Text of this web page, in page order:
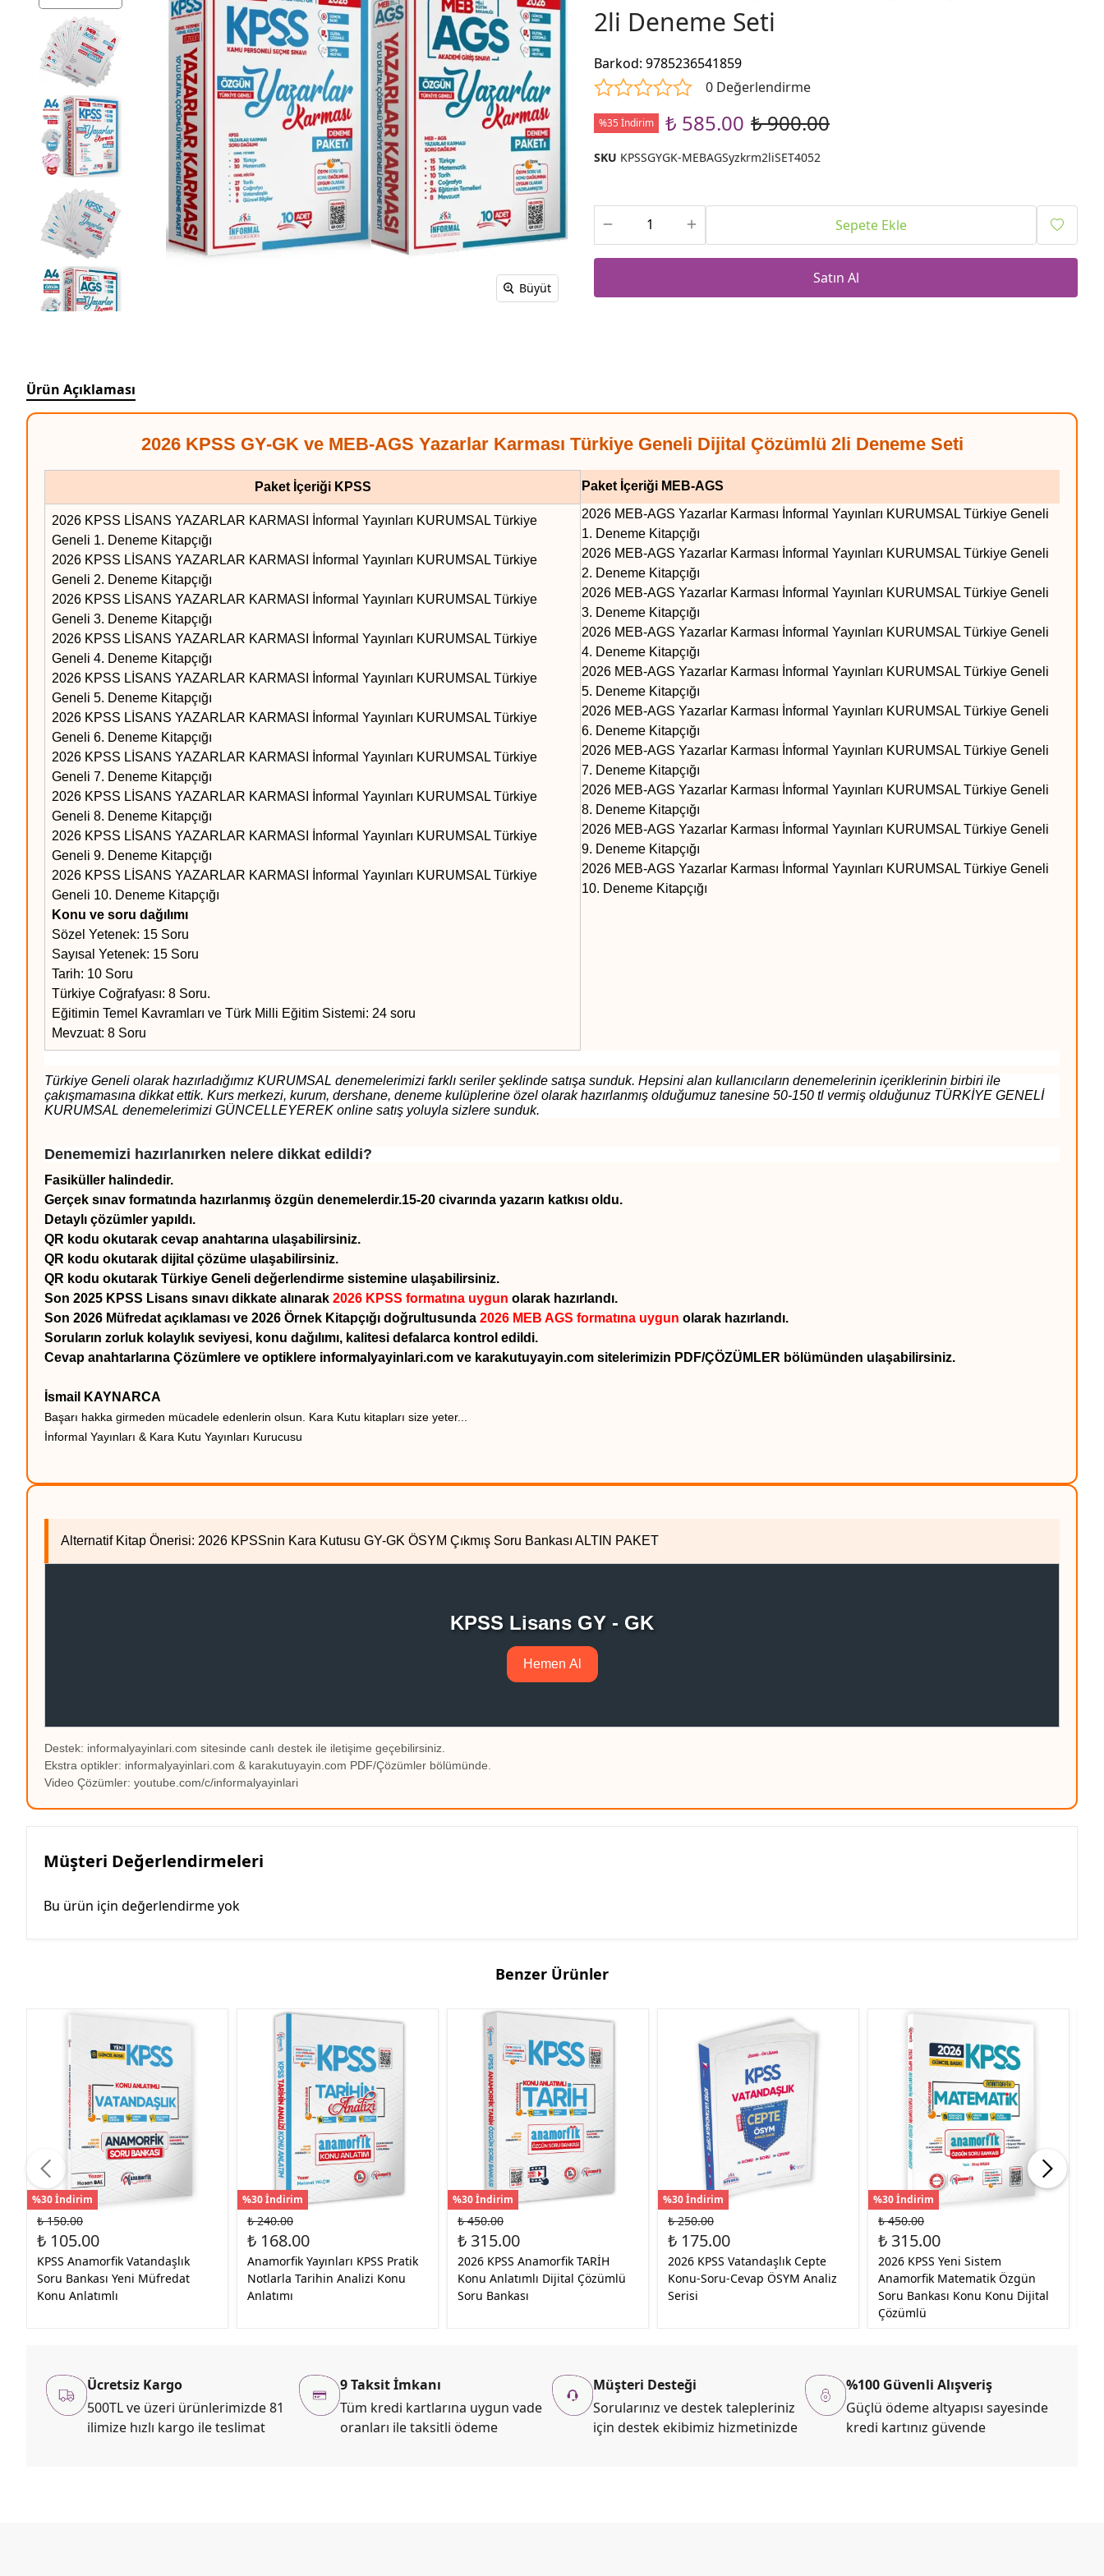
Büyüt
2li Deneme Seti
Barkod:9785236541859
0 Değerlendirme
%35 İndirim ₺ 585.00 ₺ 900.00
SKU KPSSGYGK-MEBAGSyzkrm2liSET4052
Sepete Ekle
Satın Al
Ürün Açıklaması
2026 KPSS GY-GK ve MEB-AGS Yazarlar Karması Türkiye Geneli Dijital Çözümlü 2li Deneme Seti
Paket İçeriği KPSS Paket İçeriği MEB-AGS
2026 KPSS LİSANS YAZARLAR KARMASI İnformal Yayınları KURUMSAL Türkiye
Geneli 1. Deneme Kitapçığı
2026 KPSS LİSANS YAZARLAR KARMASI İnformal Yayınları KURUMSAL Türkiye
Geneli 2. Deneme Kitapçığı
2026 KPSS LİSANS YAZARLAR KARMASI İnformal Yayınları KURUMSAL Türkiye
Geneli 3. Deneme Kitapçığı
2026 KPSS LİSANS YAZARLAR KARMASI İnformal Yayınları KURUMSAL Türkiye
Geneli 4. Deneme Kitapçığı
2026 KPSS LİSANS YAZARLAR KARMASI İnformal Yayınları KURUMSAL Türkiye
Geneli 5. Deneme Kitapçığı
2026 KPSS LİSANS YAZARLAR KARMASI İnformal Yayınları KURUMSAL Türkiye
Geneli 6. Deneme Kitapçığı
2026 KPSS LİSANS YAZARLAR KARMASI İnformal Yayınları KURUMSAL Türkiye
Geneli 7. Deneme Kitapçığı
2026 KPSS LİSANS YAZARLAR KARMASI İnformal Yayınları KURUMSAL Türkiye
Geneli 8. Deneme Kitapçığı
2026 KPSS LİSANS YAZARLAR KARMASI İnformal Yayınları KURUMSAL Türkiye
Geneli 9. Deneme Kitapçığı
2026 KPSS LİSANS YAZARLAR KARMASI İnformal Yayınları KURUMSAL Türkiye
Geneli 10. Deneme Kitapçığı
Konu ve soru dağılımı
Sözel Yetenek: 15 Soru
Sayısal Yetenek: 15 Soru
Tarih: 10 Soru
Türkiye Coğrafyası: 8 Soru.
Eğitimin Temel Kavramları ve Türk Milli Eğitim Sistemi: 24 soru
Mevzuat: 8 Soru
2026 MEB-AGS Yazarlar Karması İnformal Yayınları KURUMSAL Türkiye Geneli
1. Deneme Kitapçığı
2026 MEB-AGS Yazarlar Karması İnformal Yayınları KURUMSAL Türkiye Geneli
2. Deneme Kitapçığı
2026 MEB-AGS Yazarlar Karması İnformal Yayınları KURUMSAL Türkiye Geneli
3. Deneme Kitapçığı
2026 MEB-AGS Yazarlar Karması İnformal Yayınları KURUMSAL Türkiye Geneli
4. Deneme Kitapçığı
2026 MEB-AGS Yazarlar Karması İnformal Yayınları KURUMSAL Türkiye Geneli
5. Deneme Kitapçığı
2026 MEB-AGS Yazarlar Karması İnformal Yayınları KURUMSAL Türkiye Geneli
6. Deneme Kitapçığı
2026 MEB-AGS Yazarlar Karması İnformal Yayınları KURUMSAL Türkiye Geneli
7. Deneme Kitapçığı
2026 MEB-AGS Yazarlar Karması İnformal Yayınları KURUMSAL Türkiye Geneli
8. Deneme Kitapçığı
2026 MEB-AGS Yazarlar Karması İnformal Yayınları KURUMSAL Türkiye Geneli
9. Deneme Kitapçığı
2026 MEB-AGS Yazarlar Karması İnformal Yayınları KURUMSAL Türkiye Geneli
10. Deneme Kitapçığı
Türkiye Geneli olarak hazırladığımız KURUMSAL denemelerimizi farklı seriler şeklinde satışa sunduk. Hepsini alan kullanıcıların denemelerinin içeriklerinin birbiri ile
çakışmamasına dikkat ettik. Kurs merkezi, kurum, dershane, deneme kulüplerine özel olarak hazırlanmış olduğumuz tanesine 50-150 tl vermiş olduğunuz TÜRKİYE GENELİ
KURUMSAL denemelerimizi GÜNCELLEYEREK online satış yoluyla sizlere sunduk.
Denememizi hazırlanırken nelere dikkat edildi?
Fasiküller halindedir.
Gerçek sınav formatında hazırlanmış özgün denemelerdir.15-20 civarında yazarın katkısı oldu.
Detaylı çözümler yapıldı.
QR kodu okutarak cevap anahtarına ulaşabilirsiniz.
QR kodu okutarak dijital çözüme ulaşabilirsiniz.
QR kodu okutarak Türkiye Geneli değerlendirme sistemine ulaşabilirsiniz.
Son 2025 KPSS Lisans sınavı dikkate alınarak 2026 KPSS formatına uygun olarak hazırlandı.
Son 2026 Müfredat açıklaması ve 2026 Örnek Kitapçığı doğrultusunda 2026 MEB AGS formatına uygun olarak hazırlandı.
Soruların zorluk kolaylık seviyesi, konu dağılımı, kalitesi defalarca kontrol edildi.
Cevap anahtarlarına Çözümlere ve optiklere informalyayinlari.com ve karakutuyayin.com sitelerimizin PDF/ÇÖZÜMLER bölümünden ulaşabilirsiniz.
İsmail KAYNARCA
Başarı hakka girmeden mücadele edenlerin olsun. Kara Kutu kitapları size yeter...
İnformal Yayınları & Kara Kutu Yayınları Kurucusu
Alternatif Kitap Önerisi: 2026 KPSSnin Kara Kutusu GY-GK ÖSYM Çıkmış Soru Bankası ALTIN PAKET
KPSS Lisans GY - GK
Hemen Al
Destek: informalyayinlari.com sitesinde canlı destek ile iletişime geçebilirsiniz.
Ekstra optikler: informalyayinlari.com & karakutuyayin.com PDF/Çözümler bölümünde.
Video Çözümler: youtube.com/c/informalyayinlari
Müşteri Değerlendirmeleri
Bu ürün için değerlendirme yok
Benzer Ürünler
%30 İndirim
₺ 150.00
₺ 105.00
KPSS Anamorfik Vatandaşlık
Soru Bankası Yeni Müfredat
Konu Anlatımlı
%30 İndirim
₺ 240.00
₺ 168.00
Anamorfik Yayınları KPSS Pratik
Notlarla Tarihin Analizi Konu
Anlatımı
%30 İndirim
₺ 450.00
₺ 315.00
2026 KPSS Anamorfik TARİH
Konu Anlatımlı Dijital Çözümlü
Soru Bankası
%30 İndirim
₺ 250.00
₺ 175.00
2026 KPSS Vatandaşlık Cepte
Konu-Soru-Cevap ÖSYM Analiz
Serisi
%30 İndirim
₺ 450.00
₺ 315.00
2026 KPSS Yeni Sistem
Anamorfik Matematik Özgün
Soru Bankası Konu Konu Dijital
Çözümlü
Ücretsiz Kargo
500TL ve üzeri ürünlerimizde 81
ilimize hızlı kargo ile teslimat
9 Taksit İmkanı
Tüm kredi kartlarına uygun vade
oranları ile taksitli ödeme
Müşteri Desteği
Sorularınız ve destek talepleriniz
için destek ekibimiz hizmetinizde
%100 Güvenli Alışveriş
Güçlü ödeme altyapısı sayesinde
kredi kartınız güvende